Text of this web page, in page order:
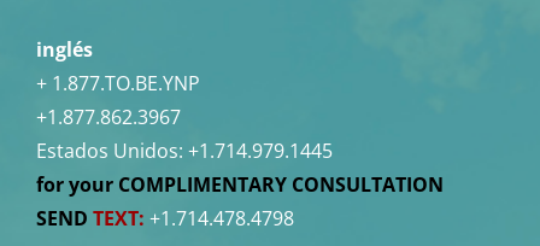
inglés
+ 1.877.TO.BE.YNP
+1.877.862.3967
Estados Unidos: +1.714.979.1445
for your COMPLIMENTARY CONSULTATION
SEND TEXT: +1.714.478.4798